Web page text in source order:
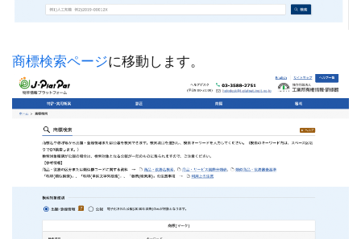
商標検索ページに移動します。